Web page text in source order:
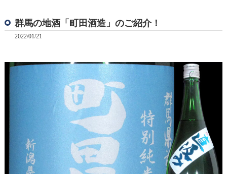
群馬の地酒「町田酒造」のご紹介！
2022/01/21